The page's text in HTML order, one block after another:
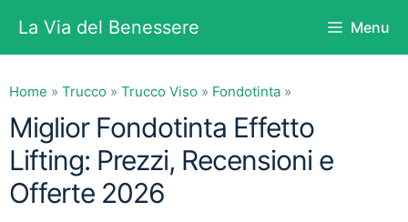
contenuto
La Via del Benessere Menu
Home » Trucco » Trucco Viso » Fondotinta »
Miglior Fondotinta Effetto
Lifting: Prezzi, Recensioni e
Offerte 2026